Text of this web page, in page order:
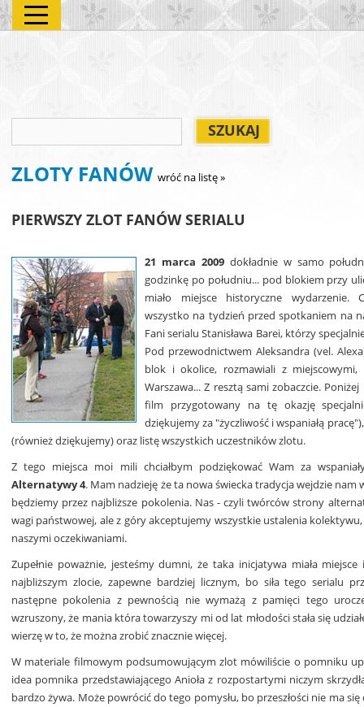
ZLOTY FANÓW wróć na listę »
PIERWSZY ZLOT FANÓW SERIALU
21 marca 2009dokładnie w samo
godzinkę po południu... pod blokiem przy
miało miejsce historyczne wydarzenie.
wszystko na tydzień przed spotkaniem na
Fani serialu Stanisława Barei, którzy
Pod przewodnictwem Aleksandra (vel.
blok i okolice, rozmawiali z miejscowymi,
Warszawa... Z resztą sami zobaczcie.
film przygotowany na tę okazję
dziękujemy za "życzliwość i wspaniałą
(również dziękujemy) oraz listę wszystkich uczestników zlotu.
Z tego miejsca moi mili chciałbym podziękować Wam za
Alternatywy 4. Mam nadzieję że ta nowa świecka tradycja wejdzie
będziemy przez najbliższe pokolenia. Nas - czyli twórców strony
wagi państwowej, ale z góry akceptujemy wszystkie ustalenia
naszymi oczekiwaniami.
Zupełnie poważnie, jesteśmy dumni, że taka inicjatywa miała
najbliższym zlocie, zapewne bardziej licznym, bo siła tego serialu
następne pokolenia z pewnością nie wymażą z pamięci tego
wzruszony, że mania która towarzyszy mi od lat młodości stała się
wierzę w to, że można zrobić znacznie więcej.
W materiale filmowym podsumowującym zlot mówiliście o pomniku
idea pomnika przedstawiającego Anioła z rozpostartymi niczym
bardzo żywa. Może powrócić do tego pomysłu, bo przeszłości nie ma